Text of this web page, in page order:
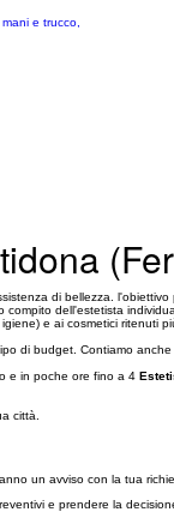
e trucco,
di bellezza.
dell'estetista
e ai cosmetici ritenuti
di budget. Contiamo
e in poche ore fino a 4
città.
un avviso con la tua
e prendere la